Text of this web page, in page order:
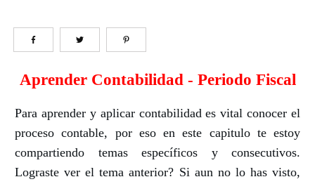
Aprender Contabilidad - Periodo Fiscal
Para aprender y aplicar contabilidad es vital conocer el
proceso contable, por eso en este capitulo te estoy
compartiendo temas específicos y consecutivos.
Lograste ver el tema anterior? Si aun no lo has visto,